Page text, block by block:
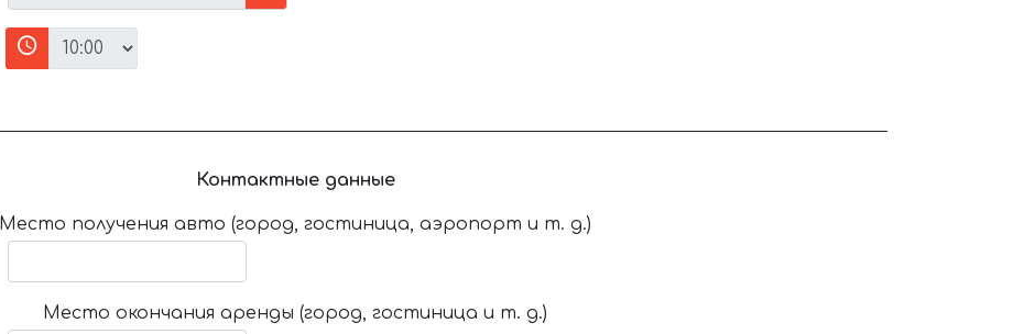
Контактные данные
Место получения авто (город, гостиница, аэропорт и т. д.)
Место окончания аренды (город, гостиница и т. д.)